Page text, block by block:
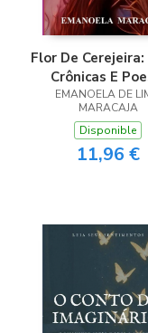
Flor De
Crônicas E
EMANOELA DE
MARACAJA
Disponible
11,96 €